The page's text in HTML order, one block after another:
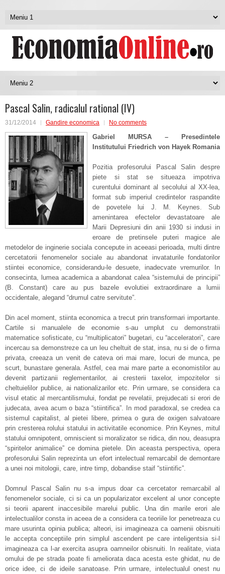
Pascal Salin, radicalul rational (IV)
31/12/2014 Gandire economica No comments
Gabriel MURSA – Presedintele
Institutului Friedrich von Hayek Romania
Pozitia profesorului Pascal Salin despre
piete si stat se situeaza impotriva
curentului dominant al secolului al XX-lea,
format sub imperiul credintelor raspandite
de povetele lui J. M. Keynes. Sub
amenintarea efectelor devastatoare ale
Marii Depresiuni din anii 1930 si indusi in
eroare de pretinsele puteri magice ale
metodelor de inginerie sociala concepute in aceeasi perioada, multi dintre
cercetatorii fenomenelor sociale au abandonat invataturile fondatorilor
stiintei economice, considerandu-le desuete, inadecvate vremurilor. In
consecinta, lumea academica a abandonat calea “sistemului de principii”
(B. Constant) care au pus bazele evolutiei extraordinare a lumii
occidentale, alegand “drumul catre servitute”.
Din acel moment, stiinta economica a trecut prin transformari importante.
Cartile si manualele de economie s-au umplut cu demonstratii
matematice sofisticate, cu “multiplicatori” bugetari, cu “acceleratori”, care
incercau sa demonstreze ca un leu cheltuit de stat, insa, nu si de o firma
privata, creeaza un venit de cateva ori mai mare, locuri de munca, pe
scurt, bunastare generala. Astfel, cea mai mare parte a economistilor au
devenit partizanii reglementarilor, ai cresterii taxelor, impozitelor si
cheltuielilor publice, ai nationalizarilor etc. Prin urmare, se considera ca
visul etatic al mercantilismului, fondat pe revelatii, prejudecati si erori de
judecata, avea acum o baza “stiintifica”. In mod paradoxal, se credea ca
sistemul capitalist, al pietei libere, primea o gura de oxigen salvatoare
prin cresterea rolului statului in activitatile economice. Prin Keynes, mitul
statului omnipotent, omniscient si moralizator se ridica, din nou, deasupra
“spiritelor animalice” ce domina pietele. Din aceasta perspectiva, opera
profesorului Salin reprezinta un efort intelectual remarcabil de demontare
a unei noi mitologii, care, intre timp, dobandise staif “stiintific”.
Domnul Pascal Salin nu s-a impus doar ca cercetator remarcabil al
fenomenelor sociale, ci si ca un popularizator excelent al unor concepte
si teorii aparent inaccesibile marelui public. Una din marile erori ale
intelectualilor consta in aceea de a considera ca teoriile lor penetreaza cu
mare usurinta opinia publica; alteori, isi imagineaza ca oamenii obisnuiti
le accepta conceptiile prin simplul ascendent pe care inteligentsia si-l
imagineaza ca l-ar exercita asupra oamneilor obisnuiti. In realitate, viata
omului de pe strada poate fi ameliorata daca acesta este ghidat, nu de
orice idee, ci de ideile sanatoase. Prin urmare, intelectualul onest nu